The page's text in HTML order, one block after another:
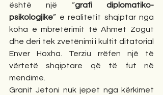
është një “grafi diplomatiko-
psikologjike” e realitetit shqiptar nga
koha e mbretërimit të Ahmet Zogut
dhe deri tek zvetënimi i kultit ditatorial
Enver Hoxha. Terziu rrëfen një të
vërtetë shqiptare që të fut në
mendime.
Granit Jetoni nuk jepet nga kërkimet